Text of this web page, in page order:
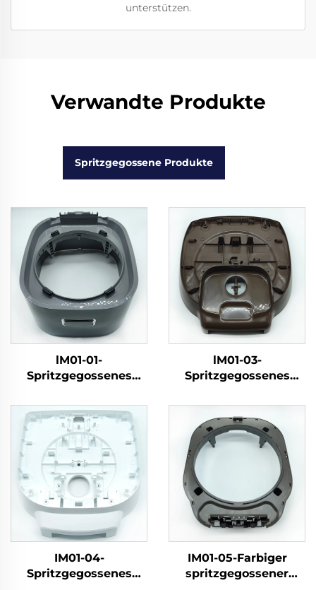
unterstützen.
Verwandte Produkte
Spritzgegossene Produkte
lM01-01-
Spritzgegossenes
lM01-03-
Spritzgegossenes
IM01-04-
Spritzgegossenes
IM01-05-Farbiger
spritzgegossener